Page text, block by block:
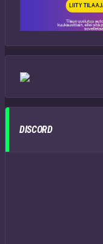
DISCORD